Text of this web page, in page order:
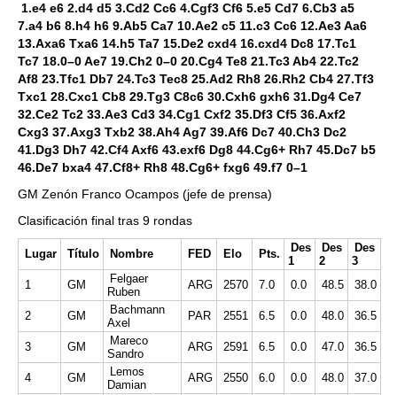
1.e4 e6 2.d4 d5 3.Cd2 Cc6 4.Cgf3 Cf6 5.e5 Cd7 6.Cb3 a5
7.a4 b6 8.h4 h6 9.Ab5 Ca7 10.Ae2 c5 11.c3 Cc6 12.Ae3 Aa6
13.Axa6 Txa6 14.h5 Ta7 15.De2 cxd4 16.cxd4 Dc8 17.Tc1
Tc7 18.0–0 Ae7 19.Ch2 0–0 20.Cg4 Te8 21.Tc3 Ab4 22.Tc2
Af8 23.Tfc1 Db7 24.Tc3 Tec8 25.Ad2 Rh8 26.Rh2 Cb4 27.Tf3
Txc1 28.Cxc1 Cb8 29.Tg3 C8c6 30.Cxh6 gxh6 31.Dg4 Ce7
32.Ce2 Tc2 33.Ae3 Cd3 34.Cg1 Cxf2 35.Df3 Cf5 36.Axf2
Cxg3 37.Axg3 Txb2 38.Ah4 Ag7 39.Af6 Dc7 40.Ch3 Dc2
41.Dg3 Dh7 42.Cf4 Axf6 43.exf6 Dg8 44.Cg6+ Rh7 45.Dc7 b5
46.De7 bxa4 47.Cf8+ Rh8 48.Cg6+ fxg6 49.f7 0–1
GM Zenón Franco Ocampos (jefe de prensa)
Clasificación final tras 9 rondas
Lugar Título Nombre FED Elo Pts.
Des
1
Des
2
Des
3
1
GM
Felgaer
Ruben
ARG 2570 7.0 0.0 48.5 38.0
2 GM
Bachmann
Axel
PAR 2551 6.5 0.0 48.0 36.5
3 GM
Mareco
Sandro
ARG 2591 6.5 0.0 47.0 36.5
4 GM
Lemos
Damian
ARG 2550 6.0 0.0 48.0 37.0